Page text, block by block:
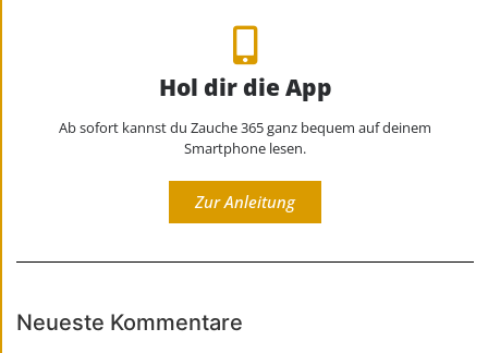
Hol dir die App
Ab sofort kannst du Zauche 365 ganz bequem auf deinem
Smartphone lesen.
Zur Anleitung
Neueste Kommentare